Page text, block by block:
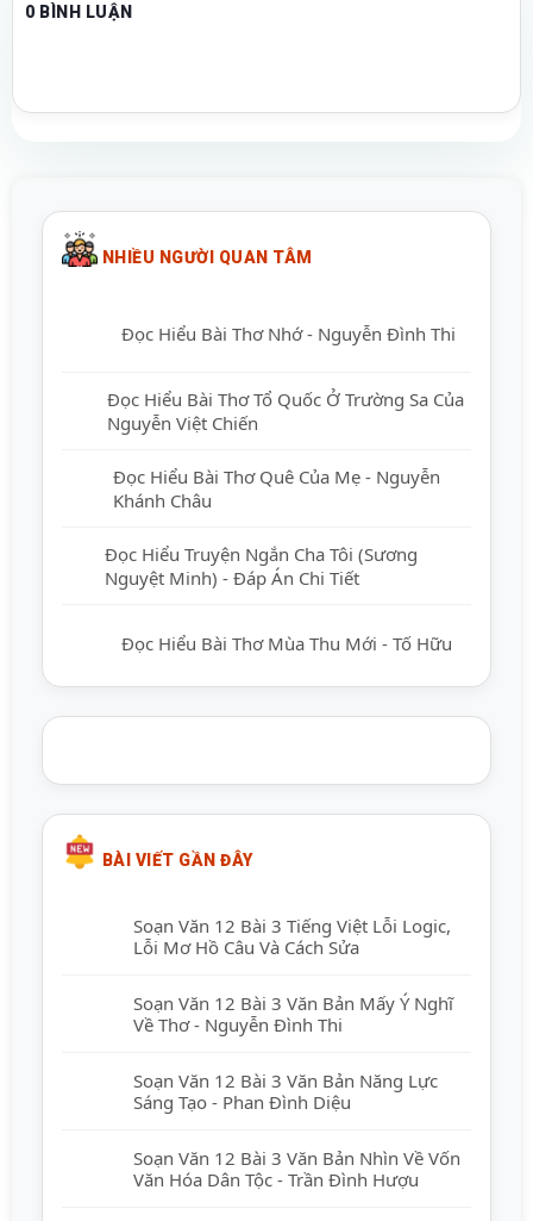
0 BÌNH LUẬN
NHIỀU NGƯỜI QUAN TÂM
Đọc Hiểu Bài Thơ Nhớ - Nguyễn Đình Thi
Đọc Hiểu Bài Thơ Tổ Quốc Ở Trường Sa
Của Nguyễn Việt Chiến
Đọc Hiểu Bài Thơ Quê Của Mẹ - Nguyễn
Khánh Châu
Đọc Hiểu Truyện Ngắn Cha Tôi (Sương
Nguyệt Minh) - Đáp Án Chi Tiết
Đọc Hiểu Bài Thơ Mùa Thu Mới - Tố Hữu
BÀI VIẾT GẦN ĐÂY
Soạn Văn 12 Bài 3 Tiếng Việt Lỗi Logic,
Lỗi Mơ Hồ Câu Và Cách Sửa
Soạn Văn 12 Bài 3 Văn Bản Mấy Ý Nghĩ
Về Thơ - Nguyễn Đình Thi
Soạn Văn 12 Bài 3 Văn Bản Năng Lực
Sáng Tạo - Phan Đình Diệu
Soạn Văn 12 Bài 3 Văn Bản Nhìn Về Vốn
Văn Hóa Dân Tộc - Trần Đình Hượu